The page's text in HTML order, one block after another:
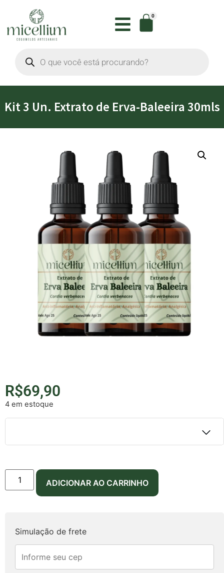
0
Kit 3 Un. Extrato de Erva-Baleeira 30mls
R$69,90
4 em estoque
1x deR$69,90sem
juros
juros
3x de R$24,24
juros
ADICIONAR AO CARRINHO
Simulação de frete